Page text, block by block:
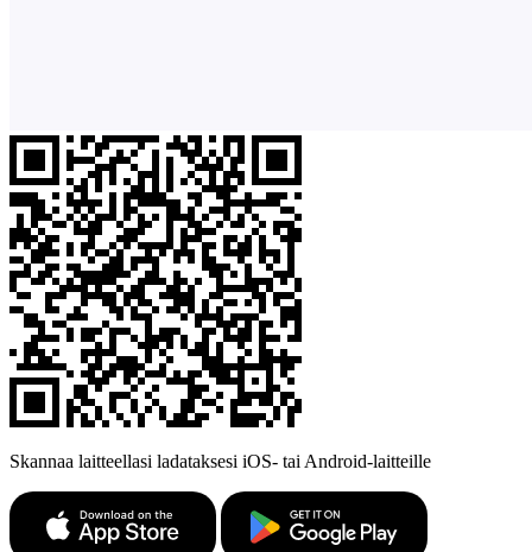
Skannaa laitteellasi ladataksesi iOS- tai Android-laitteille